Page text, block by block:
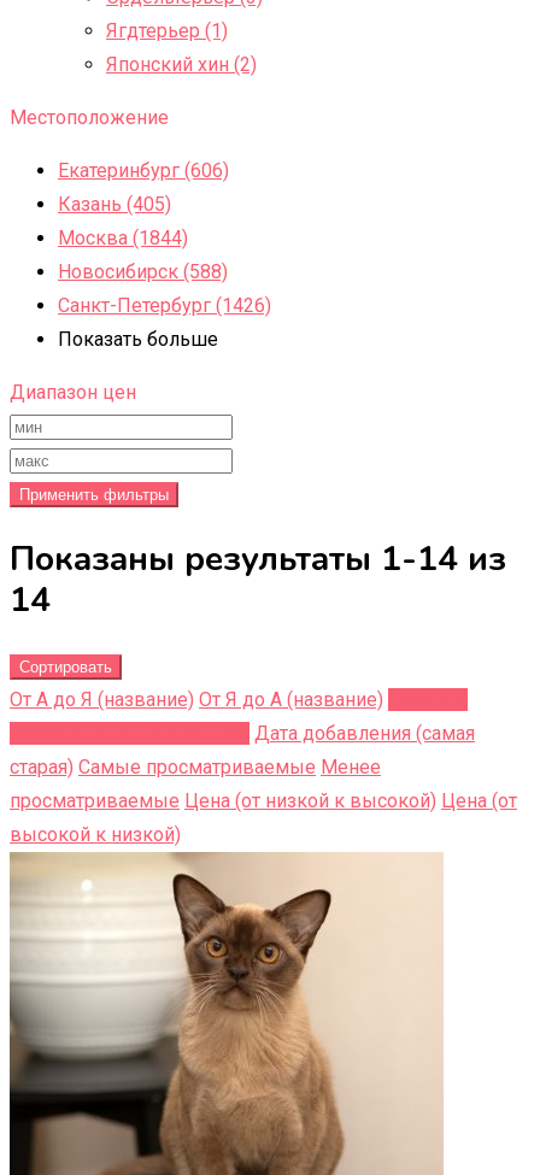
Ягдтерьер (1)
Японский хин (2)
Местоположение
Екатеринбург (606)
Казань (405)
Москва (1844)
Новосибирск (588)
Санкт-Петербург (1426)
Показать больше
Диапазон цен
Применить фильтры
Показаны результаты 1-14 из
14
Сортировать
От А до Я (название) От Я до A (название)
Дата добавления (самая
старая) Самые просматриваемые Менее
просматриваемые Цена (от низкой к высокой) Цена (от
высокой к низкой)